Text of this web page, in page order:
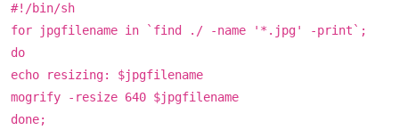
#!/bin/sh
for jpgfilename in `find ./ -name '*.jpg' -print`;
do
echo resizing: $jpgfilename
mogrify -resize 640 $jpgfilename
done;